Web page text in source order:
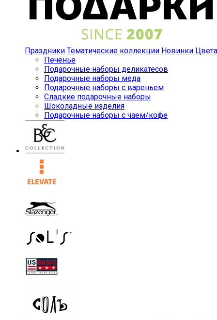
Праздники Тематические коллекции Новинки Цвета
Печенье
Подарочные наборы деликатесов
Подарочные наборы меда
Подарочные наборы с вареньем
Сладкие подарочные наборы
Шоколадные изделия
Подарочные наборы с чаем/кофе